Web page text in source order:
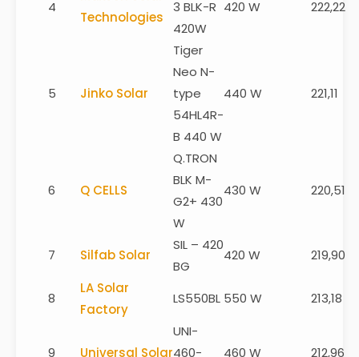
4
Technologies
3 BLK-R
420W
420 W 222,22
5 Jinko Solar
Tiger
Neo N-
type
54HL4R-
B 440 W
440 W 221,11
6 Q CELLS
Q.TRON
BLK M-
G2+ 430
W
430 W 220,51
7 Silfab Solar
SIL – 420
BG
420 W 219,90
8
LA Solar
Factory
LS550BL 550 W 213,18
9 Universal Solar
UNI-
460-
460 W 212,96